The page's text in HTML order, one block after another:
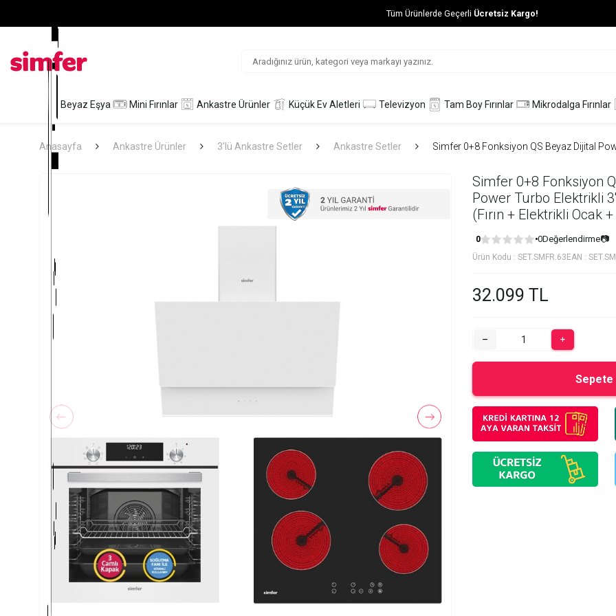
Tüm Ürünlerde Geçerli Ücretsiz Kargo!
Beyaz Eşya Mini Fırınlar Ankastre Ürünler Küçük Ev Aletleri Televizyon Tam Boy Fırınlar Mikrodalga Fırınlar
Anasayfa Ankastre Ürünler 3'lü Ankastre Setler Ankastre Setler Simfer 0+8 Fonksiyon QS Beyaz Dijital
Simfer 0+8 Fonksiyon
Power Turbo Elektrikli
(Fırın + Elektrikli Ocak
0 0Değerlendirme📷
Ürün Kodu : SET.SMFR.63 EAN :
32.099 TL
Sepete